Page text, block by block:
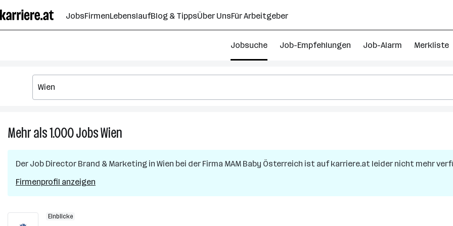
Seiteninhalt
springen
JobsFirmenLebenslaufBlog & TippsÜber UnsFür Arbeitgeber
Jobsuche Job-Empfehlungen Job-Alarm Merkliste
Mehr als 1.000JobsWien
Jobs
Der Job Director Brand & Marketing in Wien bei der Firma MAM Baby Österreich ist auf karriere.at leider nicht mehr
Firmenprofil anzeigen
Einblicke